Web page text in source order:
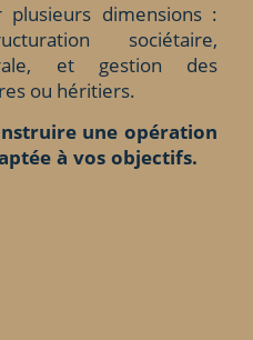
plusieurs dimensions :
sociétaire,
et gestion des
ou héritiers.
une opération
à vos objectifs.